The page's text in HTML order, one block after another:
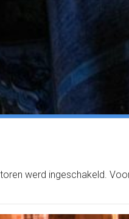
werd ingeschakeld.